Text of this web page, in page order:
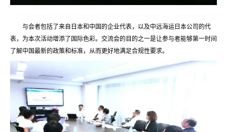
与会者包括了来自日本和中国的企业代表，以及中远海运日本公司的代
表，为本次活动增添了国际色彩。交流会的目的之一是让参与者能够第一时间
了解中国最新的政策和标准，从而更好地满足合规性要求。